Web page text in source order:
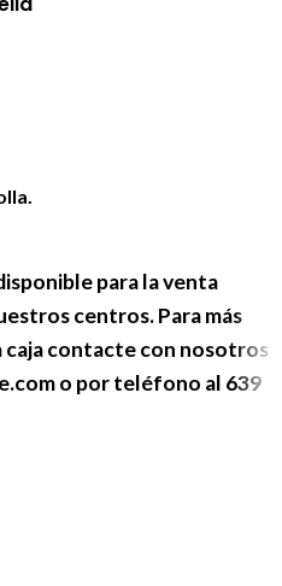
para la venta
centros. Para más
contacte con nosotros
o por teléfono al 639